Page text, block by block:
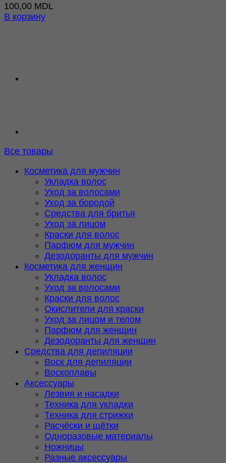
100,00 MDL
В корзину
Все товары
Косметика для мужчин
Укладка волос
Уход за волосами
Уход за бородой
Средства для бритья
Уход за лицом
Краски для волос
Парфюм для мужчин
Дезодоранты для мужчин
Косметика для женщин
Укладка волос
Уход за волосами
Краски для волос
Окислители для краски
Уход за лицом и телом
Парфюм для женщин
Дезодоранты для женщин
Средства для депиляции
Воск для депиляции
Воскоплавы
Аксессуары
Лезвия и насадки
Техника для укладки
Техника для стрижки
Расчёски и щётки
Одноразовые материалы
Ножницы
Разные аксессуары